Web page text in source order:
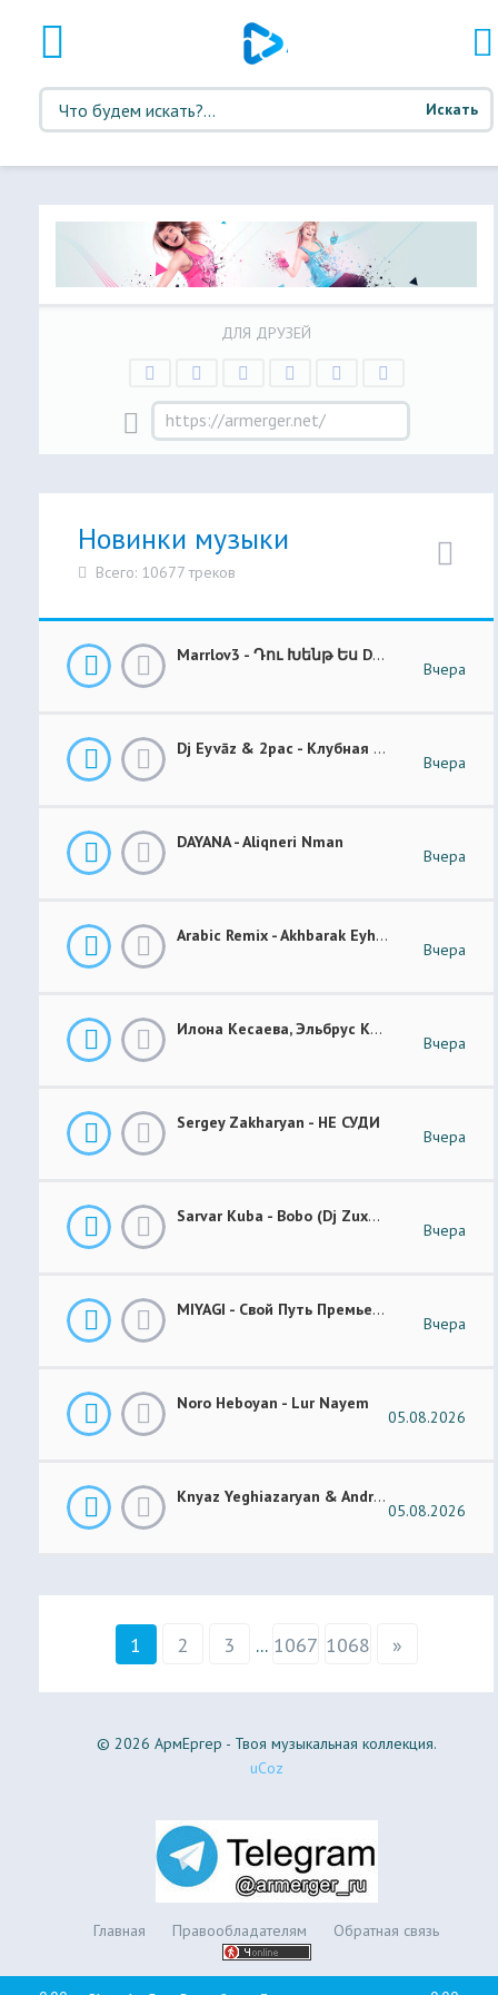
Искать
ДЛЯ ДРУЗЕЙ
Новинки музыки
Всего: 10677 треков
Marrlov3 - Դու Խենթ Ես Du Khent Es COVER
Вчера
Dj Eyvāz & 2pac - Клубная Музыка “ Luxury Money “ Club Remix (BASS BOOSTED)
Вчера
DAYANA - Aliqneri Nman
Вчера
Arabic Remix - Akhbarak Eyh (Prod. Elsen Pro)
Вчера
Илона Кесаева, Эльбрус Кесаев - Поздняя Любовь Премьера Трека 2026
Вчера
Sergey Zakharyan - НЕ СУДИ
Вчера
Sarvar Kuba - Bobo (Dj Zuxa Remix)
Вчера
MIYAGI - Свой Путь Премьера 2026
Вчера
Noro Heboyan - Lur Nayem
05.08.2026
Knyaz Yeghiazaryan & Andranik Sirakanyan - Arevi Pes New 2026
05.08.2026
1 2 3 ... 1067 1068 »
© 2026 АрмЕргер - Твоя музыкальная коллекция.
uCoz
Главная Правообладателям Обратная связь